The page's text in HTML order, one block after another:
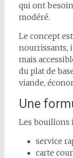
qui ont
modéré.
Le concept
nourrissants,
mais
du plat de
viande,
Une
Les bouillons
service
carte